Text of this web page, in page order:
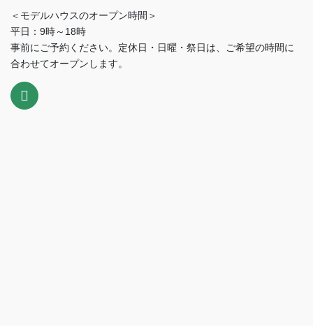
＜モデルハウスのオープン時間＞
平日：9時～18時
事前にご予約ください。定休日・日曜・祭日は、ご希望の時間に
合わせてオープンします。